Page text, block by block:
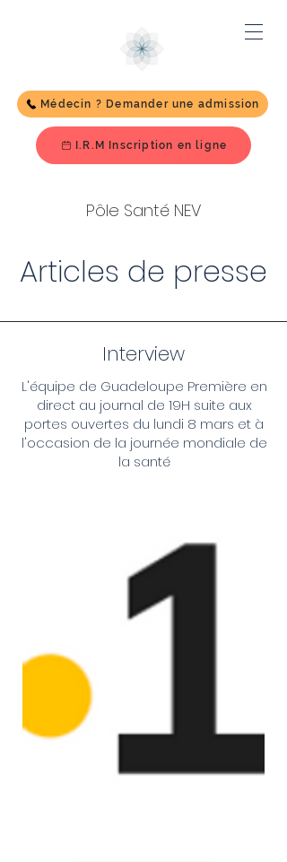
Médecin ? Demander une admission
I.R.M Inscription en ligne
Pôle Santé NEV
Articles de presse
Interview
L'équipe de Guadeloupe Première en
direct au journal de 19H suite aux
portes ouvertes du lundi 8 mars et à
l'occasion de la journée mondiale de
la santé